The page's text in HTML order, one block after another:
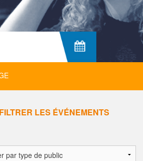
FILTRER LES ÉVÉNEMENTS